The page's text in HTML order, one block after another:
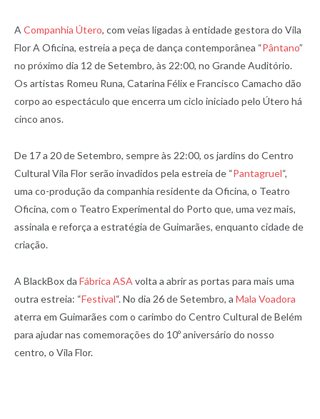
A Companhia Útero, com veias ligadas à entidade gestora do Vila
Flor A Oficina, estreia a peça de dança contemporânea “Pântano”
no próximo dia 12 de Setembro, às 22:00, no Grande Auditório.
Os artistas Romeu Runa, Catarina Félix e Francisco Camacho dão
corpo ao espectáculo que encerra um ciclo iniciado pelo Útero há
cinco anos.
De 17 a 20 de Setembro, sempre às 22:00, os jardins do Centro
Cultural Vila Flor serão invadidos pela estreia de “Pantagruel“,
uma co-produção da companhia residente da Oficina, o Teatro
Oficina, com o Teatro Experimental do Porto que, uma vez mais,
assinala e reforça a estratégia de Guimarães, enquanto cidade de
criação.
A BlackBox da Fábrica ASA volta a abrir as portas para mais uma
outra estreia: “Festival“. No dia 26 de Setembro, a Mala Voadora
aterra em Guimarães com o carimbo do Centro Cultural de Belém
para ajudar nas comemorações do 10º aniversário do nosso
centro, o Vila Flor.